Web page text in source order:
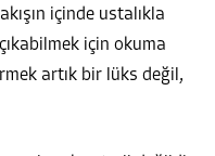
içinde ustalıkla
için okuma
artık bir lüks değil,